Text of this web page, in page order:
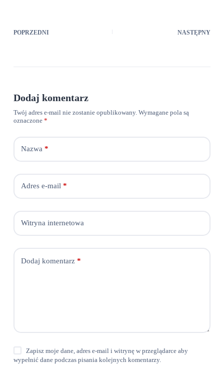
POPRZEDNI NASTĘPNY
Dodaj komentarz
Twój adres e-mail nie zostanie opublikowany. Wymagane pola są
oznaczone *
Nazwa*
Adres e-mail*
Witryna internetowa
Dodaj komentarz*
Zapisz moje dane, adres e-mail i witrynę w przeglądarce aby
wypełnić dane podczas pisania kolejnych komentarzy.